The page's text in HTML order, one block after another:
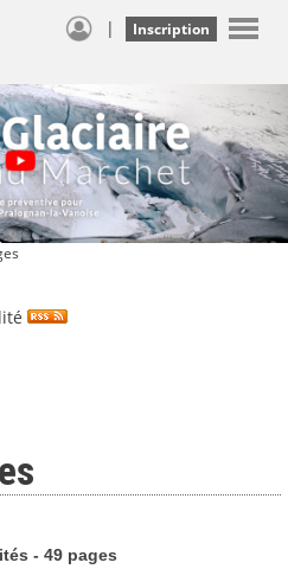
| Inscription
- 49 pages